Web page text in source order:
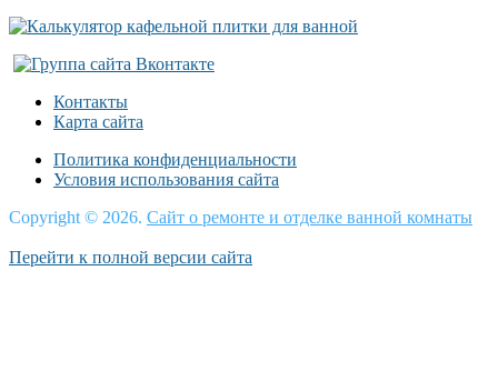
Контакты
Карта сайта
Политика конфиденциальности
Условия использования сайта
Copyright © 2026. Сайт о ремонте и отделке ванной комнаты
Перейти к полной версии сайта